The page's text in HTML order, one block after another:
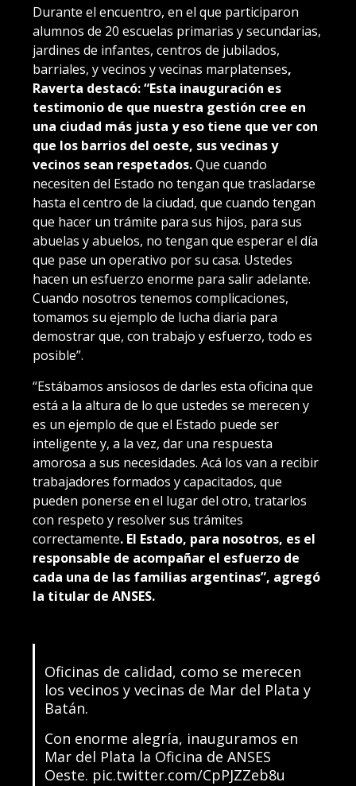
Durante el encuentro, en el que participaron
alumnos de 20 escuelas primarias y secundarias,
jardines de infantes, centros de jubilados,
barriales, y vecinos y vecinas marplatenses,
Raverta destacó: “Esta inauguración es
testimonio de que nuestra gestión cree en
una ciudad más justa y eso tiene que ver con
que los barrios del oeste, sus vecinas y
vecinos sean respetados.Que cuando
necesiten del Estado no tengan que trasladarse
hasta el centro de la ciudad, que cuando tengan
que hacer un trámite para sus hijos, para sus
abuelas y abuelos, no tengan que esperar el día
que pase un operativo por su casa. Ustedes
hacen un esfuerzo enorme para salir adelante.
Cuando nosotros tenemos complicaciones,
tomamos su ejemplo de lucha diaria para
demostrar que, con trabajo y esfuerzo, todo es
posible”.
“Estábamos ansiosos de darles esta oficina que
está a la altura de lo que ustedes se merecen y
es un ejemplo de que el Estado puede ser
inteligente y, a la vez, dar una respuesta
amorosa a sus necesidades. Acá los van a recibir
trabajadores formados y capacitados, que
pueden ponerse en el lugar del otro, tratarlos
con respeto y resolver sus trámites
correctamente. El Estado, para nosotros, es el
responsable de acompañar el esfuerzo de
cada una de las familias argentinas”, agregó
la titular de ANSES.
Oficinas de calidad, como se merecen
los vecinos y vecinas de Mar del Plata y
Batán.
Con enorme alegría, inauguramos en
Mar del Plata la Oficina de ANSES
Oeste. pic.twitter.com/CpPJZZeb8u